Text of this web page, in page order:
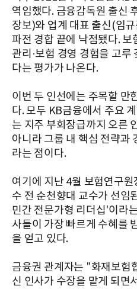
역임했다. 금융감독원 출신
장보)와 업계 대표 출신(임
파전 경합 끝에 낙점됐다. 보
관리·보험 경영 경험을 고루
다는 평가가 나온다.
이번 두 인선에는 주목할 만
다. 모두 KB금융에서 주요
는 지주 부회장급까지 오른
아니라 그룹 내 핵심 전략과
라는 점이다.
여기에 지난 4월 보험연구
수 전 순천향대 교수가 선임
민간 전문가형 리더십'이라
사들이 가장 빠르게 수혜를
을 얻고 있다.
금융권 관계자는 "화재보험
신 인사가 수장을 맡게 되면